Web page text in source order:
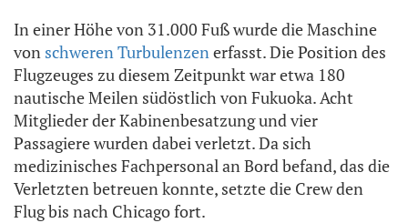
In einer Höhe von 31.000 Fuß wurde die Maschine
von schweren Turbulenzen erfasst. Die Position des
Flugzeuges zu diesem Zeitpunkt war etwa 180
nautische Meilen südöstlich von Fukuoka. Acht
Mitglieder der Kabinenbesatzung und vier
Passagiere wurden dabei verletzt. Da sich
medizinisches Fachpersonal an Bord befand, das die
Verletzten betreuen konnte, setzte die Crew den
Flug bis nach Chicago fort.